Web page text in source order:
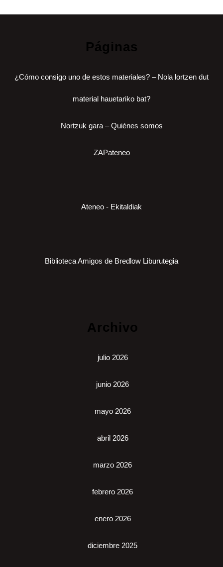
Páginas
¿Cómo consigo uno de estos materiales? – Nola lortzen dut
material hauetariko bat?
Nortzuk gara – Quiénes somos
ZAPateneo
Ateneo - Ekitaldiak
Biblioteca Amigos de Bredlow Liburutegia
Archivo
julio 2026
junio 2026
mayo 2026
abril 2026
marzo 2026
febrero 2026
enero 2026
diciembre 2025